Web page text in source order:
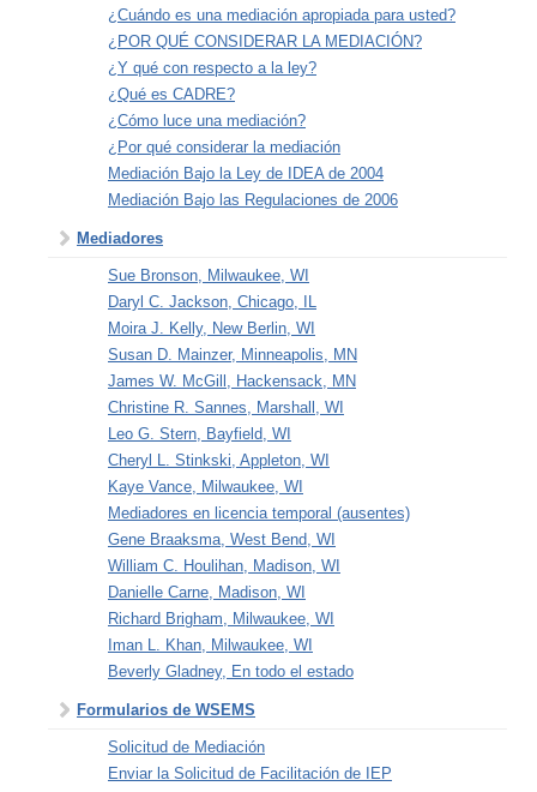
¿Cuándo es una mediación apropiada para usted?
¿POR QUÉ CONSIDERAR LA MEDIACIÓN?
¿Y qué con respecto a la ley?
¿Qué es CADRE?
¿Cómo luce una mediación?
¿Por qué considerar la mediación
Mediación Bajo la Ley de IDEA de 2004
Mediación Bajo las Regulaciones de 2006
Mediadores
Sue Bronson, Milwaukee, WI
Daryl C. Jackson, Chicago, IL
Moira J. Kelly, New Berlin, WI
Susan D. Mainzer, Minneapolis, MN
James W. McGill, Hackensack, MN
Christine R. Sannes, Marshall, WI
Leo G. Stern, Bayfield, WI
Cheryl L. Stinkski, Appleton, WI
Kaye Vance, Milwaukee, WI
Mediadores en licencia temporal (ausentes)
Gene Braaksma, West Bend, WI
William C. Houlihan, Madison, WI
Danielle Carne, Madison, WI
Richard Brigham, Milwaukee, WI
Iman L. Khan, Milwaukee, WI
Beverly Gladney, En todo el estado
Formularios de WSEMS
Solicitud de Mediación
Enviar la Solicitud de Facilitación de IEP